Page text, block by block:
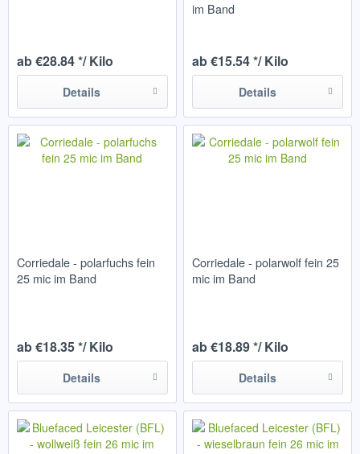
ab €28.84 */ Kilo
Details
im Band
ab €15.54 */ Kilo
Details
Corriedale - polarfuchs fein
25 mic im Band
ab €18.35 */ Kilo
Details
Corriedale - polarwolf fein 25
mic im Band
ab €18.89 */ Kilo
Details